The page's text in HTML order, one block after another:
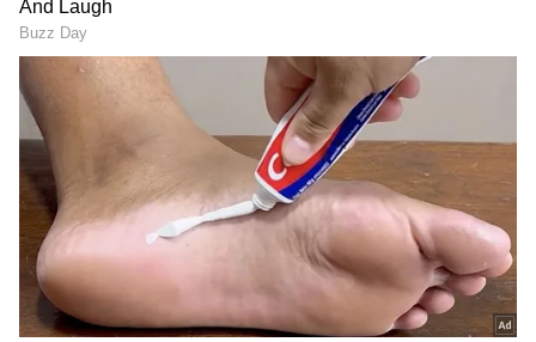
Image Credit :
ಒಂದು ರೀತಿಯ ಅಧಿಕಾರ